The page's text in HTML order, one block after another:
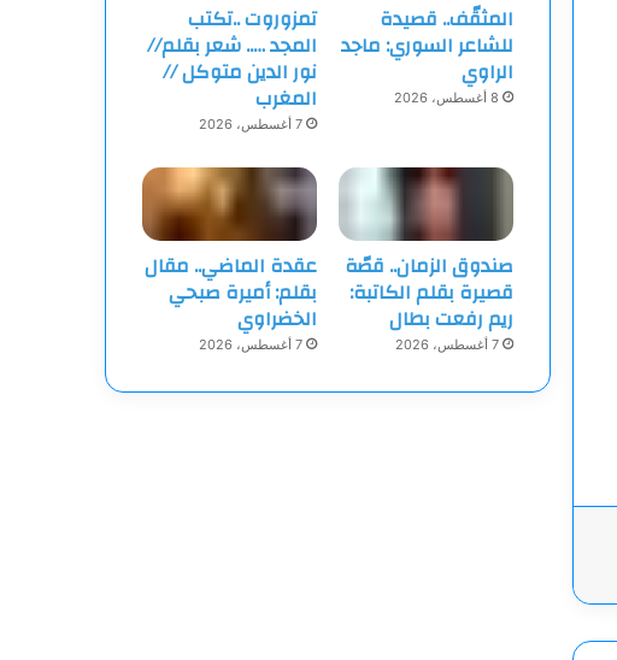
المثقّف.. قصيدة
للشاعر السوري: ماجد
الراوي
8 أغسطس، 2026
تمزوروت ..تكتب
المجد ….. شعر بقلم//
نور الدين متوكل //
المغرب
7 أغسطس، 2026
صندوق الزمان.. قصّة
قصيرة بقلم الكاتبة:
ريم رفعت بطال
7 أغسطس، 2026
عقدة الماضي.. مقال
بقلم: أميرة صبحي
الخضراوي
7 أغسطس، 2026